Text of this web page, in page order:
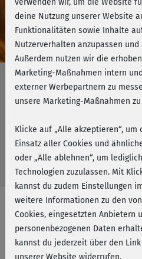
Online-
+ 6 Monate
kostenlos
zertifiziert & bis zu
Jetzt 2-in-1
8 Wochen
Deine 2-in-
verwenden wir, um die Website
deine Nutzung unserer Website
Funktionalitäten sowie Inhalte
Nutzerverhalten anzupassen
Außerdem nutzen wir die
Marketing-Maßnahmen intern
externer Werbepartnern zu
unsere Marketing-Maßnahmen
Klicke auf „Alle akzeptieren“,
Einsatz aller Cookies und
oder „Alle ablehnen“, um
Technologien zuzulassen. Mit
kannst du zudem Einstellungen
weitere Informationen zu den
Cookies, eingesetzten Anbietern
personenbezogenen Daten
kannst du jederzeit über den
unserer Website widerrufen.